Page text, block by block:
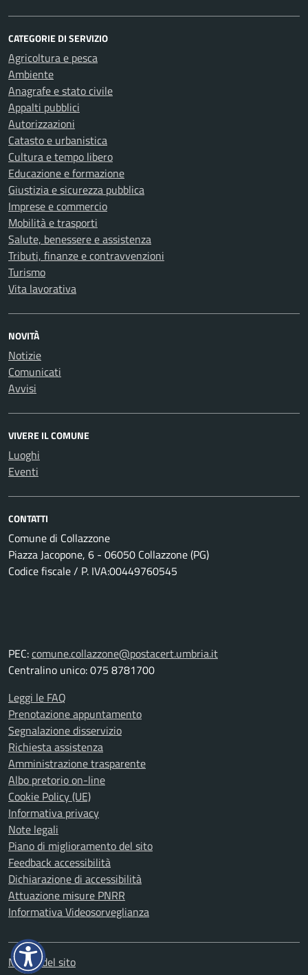
CATEGORIE DI SERVIZIO
Agricoltura e pesca
Ambiente
Anagrafe e stato civile
Appalti pubblici
Autorizzazioni
Catasto e urbanistica
Cultura e tempo libero
Educazione e formazione
Giustizia e sicurezza pubblica
Imprese e commercio
Mobilità e trasporti
Salute, benessere e assistenza
Tributi, finanze e contravvenzioni
Turismo
Vita lavorativa
NOVITÀ
Notizie
Comunicati
Avvisi
VIVERE IL COMUNE
Luoghi
Eventi
CONTATTI
Comune di Collazzone
Piazza Jacopone, 6 - 06050 Collazzone (PG)
Codice fiscale / P. IVA:00449760545
PEC:comune.collazzone@postacert.umbria.it
Centralino unico: 075 8781700
Leggi le FAQ
Prenotazione appuntamento
Segnalazione disservizio
Richiesta assistenza
Amministrazione trasparente
Albo pretorio on-line
Cookie Policy (UE)
Informativa privacy
Note legali
Piano di miglioramento del sito
Feedback accessibilità
Dichiarazione di accessibilità
Attuazione misure PNRR
Informativa Videosorveglianza
Mappa del sito